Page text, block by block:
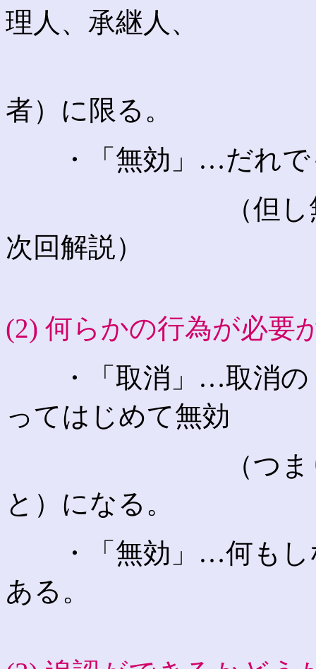
理人、承継人、
者）に限る。
・「無効」…だれで
（但し無効が
次回解説）
(2) 何らかの行為が必要
・「取消」…取消の
ってはじめて無効
（つまりはじ
と）になる。
・「無効」…何もし
ある。